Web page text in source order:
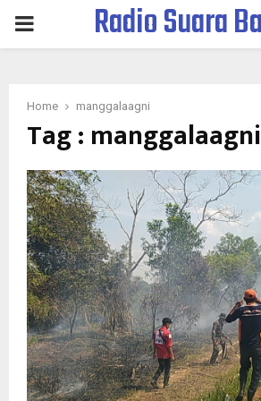
PRIMARYRadio Suara
Home manggalaagni
Tag : manggalaagni